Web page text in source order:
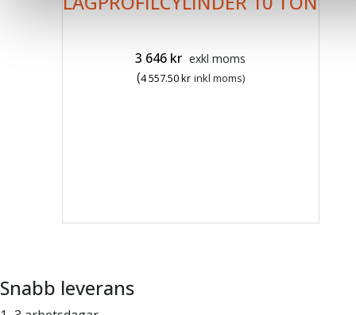
3 646 kr exkl moms
(4 557.50kr inkl moms)
Snabb leverans